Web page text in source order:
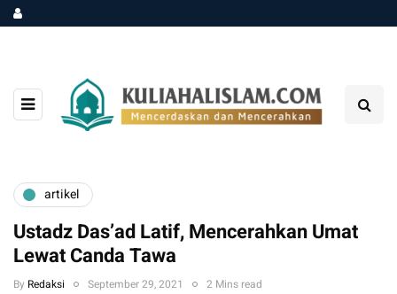
artikel
Ustadz Das’ad Latif, Mencerahkan Umat
Lewat Canda Tawa
By Redaksi September 29, 2021 2 Mins read